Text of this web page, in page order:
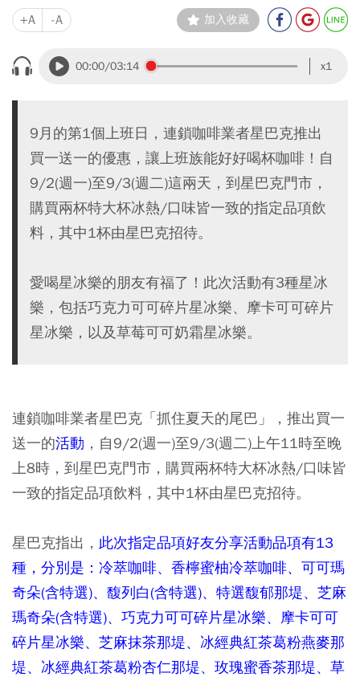
+A -A 加入收藏
00:00/03:14 x1
9月的第1個上班日，連鎖咖啡業者星巴克推出
買一送一的優惠，讓上班族能好好喝杯咖啡！自
9/2(週一)至9/3(週二)這兩天，到星巴克門市，
購買兩杯特大杯冰熱/口味皆一致的指定品項飲
料，其中1杯由星巴克招待。
愛喝星冰樂的朋友有福了！此次活動有3種星冰
樂，包括巧克力可可碎片星冰樂、摩卡可可碎片
星冰樂，以及草莓可可奶霜星冰樂。
連鎖咖啡業者星巴克「抓住夏天的尾巴」，推出買一
送一的活動 ，自9/2(週一)至9/3(週二)上午11時至晚
上8時，到星巴克門市，購買兩杯特大杯冰熱/口味皆
一致的指定品項飲料，其中1杯由星巴克招待。
星巴克指出， 此次指定品項好友分享活動品項有13
種，分別是：冷萃咖啡、香檸蜜柚冷萃咖啡、可可瑪
奇朵(含特選)、馥列白(含特選)、特選馥郁那堤、芝麻
瑪奇朵(含特選)、巧克力可可碎片星冰樂、摩卡可可
碎片星冰樂、芝麻抹茶那堤、冰經典紅茶葛粉燕麥那
堤、冰經典紅茶葛粉杏仁那堤、玫瑰蜜香茶那堤、草